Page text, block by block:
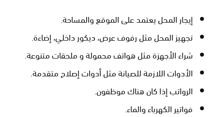
إيجار المحل يعتمد على الموقع والمساحة.
تجهيز المحل مثل رفوف عرض، ديكور داخلي، إضاءة.
شراء الأجهزة مثل هواتف محمولة و ملحقات متنوعة.
الأدوات اللازمة للصيانة مثل أدوات إصلاح متقدمة.
الرواتب إذا كان هناك موظفون.
فواتير الكهرباء والماء.